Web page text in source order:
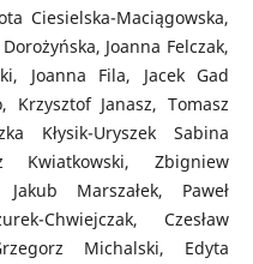
Ciesielska-Maciągowska,
Joanna Felczak,
Joanna Fila, Jacek Gad
Krzysztof Janasz, Tomasz
Kłysik-Uryszek Sabina
Kwiatkowski, Zbigniew
Marszałek, Paweł
Chwiejczak, Czesław
Michalski, Edyta